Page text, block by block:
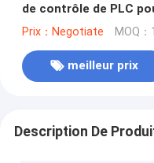
de contrôle de PLC
Prix：Negotiate MOQ：1
meilleur prix
Description De